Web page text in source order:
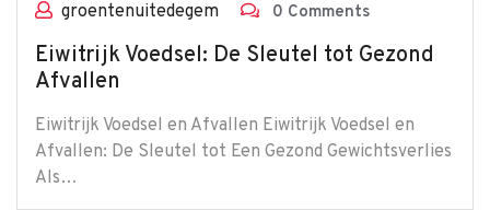
groentenuitedegem 0 Comments
Eiwitrijk Voedsel: De Sleutel tot Gezond
Afvallen
Eiwitrijk Voedsel en Afvallen Eiwitrijk Voedsel en
Afvallen: De Sleutel tot Een Gezond Gewichtsverlies
Als…